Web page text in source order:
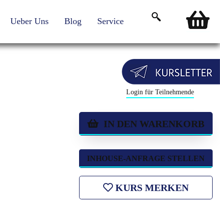
Ueber Uns Blog Service
Login für Teilnehmende
IN DEN WARENKORB
INHOUSE-ANFRAGE STELLEN
KURS MERKEN